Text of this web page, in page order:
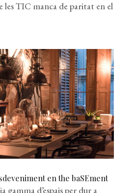
les TIC manca de paritat en el
en the baSEment
gamma d’espais per dur a